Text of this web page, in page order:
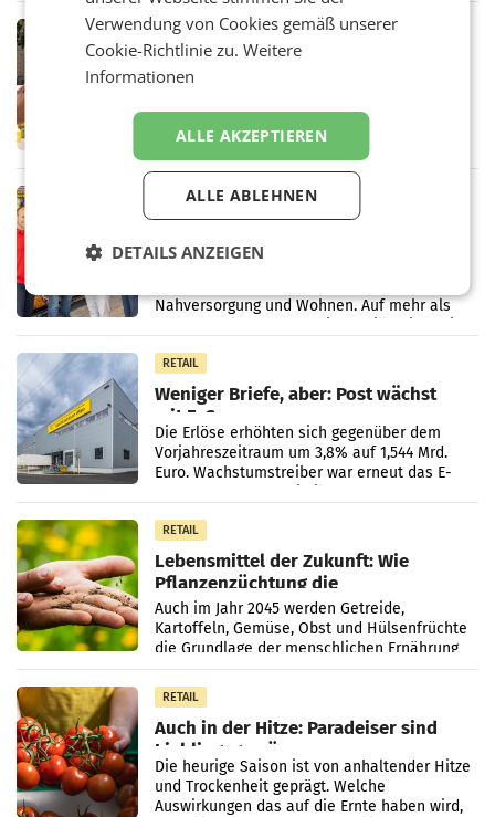
Medienresonanzanalyse untersucht die
weltweite Berichterstattung über
RETAIL
Stibitzer inszeniert Spritz-Party in
Wien
Lieferwagen und hunderten herausfallenden
Kisten diente dabei als Ausgangspunkt:
Passanten wurden gebeten, beim Aufräumen
zu helfen, und erhielten
RETAIL
Billa eröffnet neuen Markt am
Küniglberg
Nahversorgung und Wohnen. Auf mehr als
RETAIL
Weniger Briefe, aber: Post wächst
mit E-Commerce
Die Erlöse erhöhten sich gegenüber dem
Vorjahreszeitraum um 3,8% auf 1,544 Mrd.
Euro. Wachstumstreiber war erneut das E-
RETAIL
Lebensmittel der Zukunft: Wie
Pflanzenzüchtung die
Ernährungssicherheit sichert
Auch im Jahr 2045 werden Getreide,
Kartoffeln, Gemüse, Obst und Hülsenfrüchte
die Grundlage der menschlichen Ernährung
bilden. Allerdings verändern sich die
Eigenschaften der Pflanzen
RETAIL
Auch in der Hitze: Paradeiser sind
Lieblingsgemüse
Die heurige Saison ist von anhaltender Hitze
und Trockenheit geprägt. Welche
Auswirkungen das auf die Ernte haben wird,
Verwendung von Cookies gemäß unserer
Cookie-Richtlinie zu.Weitere
Informationen
ALLE AKZEPTIEREN
ALLE ABLEHNEN
DETAILS ANZEIGEN